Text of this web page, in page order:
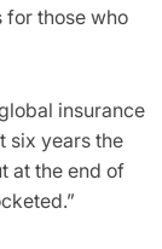
for those who
insurance
six years the
at the end of